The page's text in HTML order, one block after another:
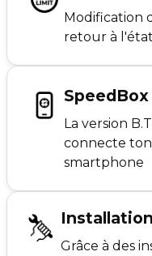
Modification
retour à l'état
La version
connecte
smartphone
Grâce à des